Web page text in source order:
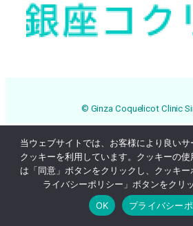
Online Reservation
© Ginza Coquelicot Clinic
当ウェブサイトでは、お客様により良いサ
クッキーを利用しています。クッキーの
は「同意」ボタンをクリックし、クッキ
ライバシーポリシー」ボタンをクリ
OK
プライバシー